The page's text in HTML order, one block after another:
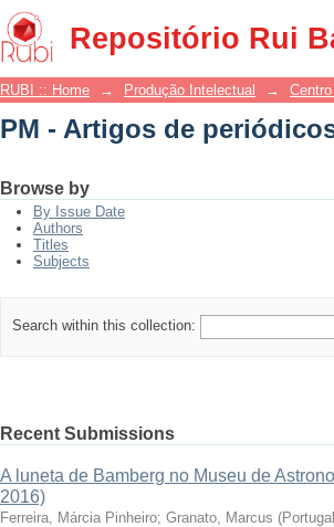
Repositório Rui
PM - Artigos de periódicos
RUBI :: Home → Produção Intelectual →
PM - Artigos de
Browse by
By Issue Date
Authors
Titles
Subjects
Search within this collection:
Recent Submissions
A luneta de Bamberg no Museu de
2016)
Ferreira, Márcia Pinheiro; Granato, Marcus (